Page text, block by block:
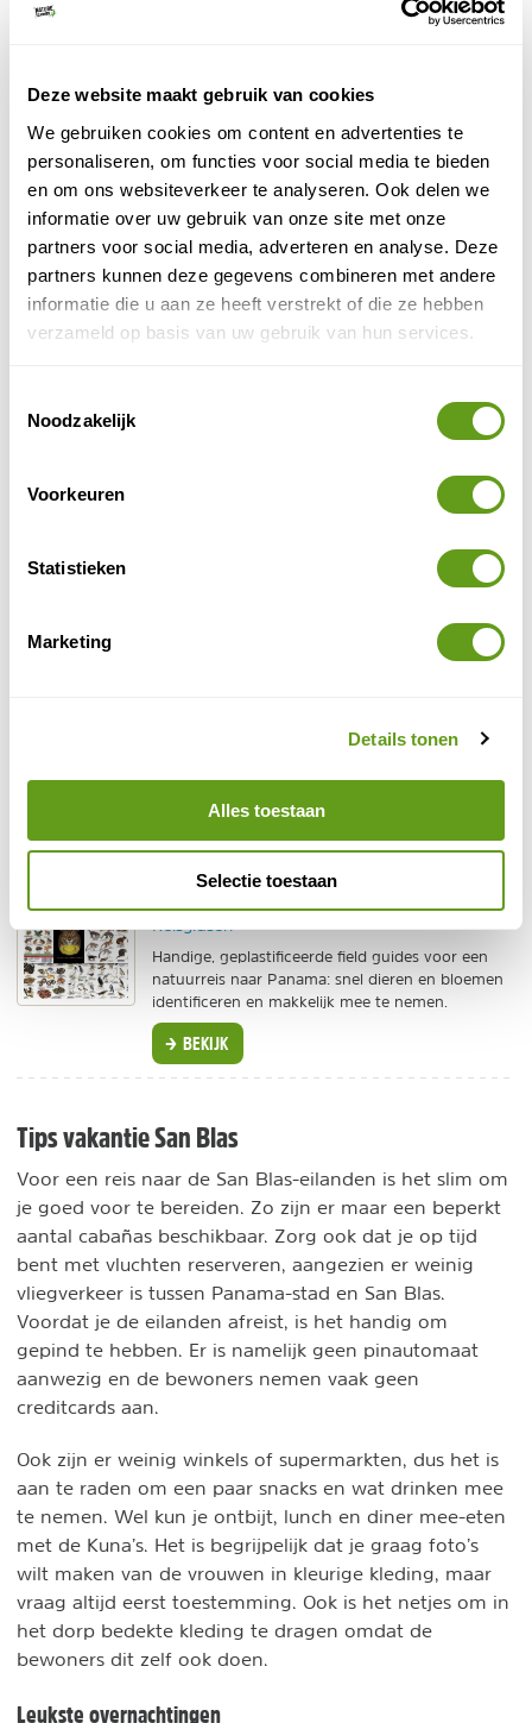
Deze website maakt gebruik van cookies
We gebruiken cookies om content en advertenties te
personaliseren, om functies voor social media te bieden
en om ons websiteverkeer te analyseren. Ook delen we
informatie over uw gebruik van onze site met onze
partners voor social media, adverteren en analyse. Deze
partners kunnen deze gegevens combineren met andere
informatie die u aan ze heeft verstrekt of die ze hebben
verzameld op basis van uw gebruik van hun services.
Noodzakelijk
Voorkeuren
Statistieken
Marketing
Details tonen
Alles toestaan
Selectie toestaan
duikers. Dankzij deze restricties bevatten de San Blas
3. Zeilen naar de San Blas eilanden
De eilanden zijn een populaire stopplaats voor zeilers
die vanaf Colombia naar Panama of door het
Panamakanaal varen. Wie vanaf Colombia het ruige
sop kiest krijgt het eerst zwaar te verduren, de tocht
over zee kan pittig zijn.
Zeilen naar de San Blas eilanden
de San Blas Eilanden een paradijselijke ervaring. Ook
aangeboden.
Leuk voor natuurfanaten
Handige, geplastificeerde field guides voor een
natuurreis naar Panama: snel dieren en bloemen
identificeren en makkelijk mee te nemen.
BEKIJK
Tips vakantie San Blas
Voor een reis naar de San Blas-eilanden is het slim om
je goed voor te bereiden. Zo zijn er maar een beperkt
aantal cabañas beschikbaar. Zorg ook dat je op tijd
bent met vluchten reserveren, aangezien er weinig
vliegverkeer is tussen Panama-stad en San Blas.
Voordat je de eilanden afreist, is het handig om
gepind te hebben. Er is namelijk geen pinautomaat
aanwezig en de bewoners nemen vaak geen
creditcards aan.
Ook zijn er weinig winkels of supermarkten, dus het is
aan te raden om een paar snacks en wat drinken mee
te nemen. Wel kun je ontbijt, lunch en diner mee-eten
met de Kuna’s. Het is begrijpelijk dat je graag foto’s
wilt maken van de vrouwen in kleurige kleding, maar
vraag altijd eerst toestemming. Ook is het netjes om in
het dorp bedekte kleding te dragen omdat de
bewoners dit zelf ook doen.
Leukste overnachtingen